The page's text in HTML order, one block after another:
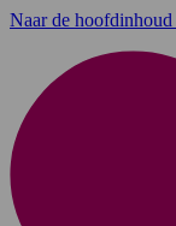
Naar de hoofdinhoud